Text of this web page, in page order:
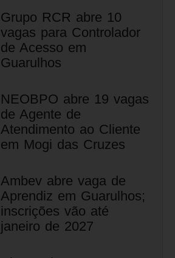
Grupo RCR abre 10
vagas para Controlador
de Acesso em
Guarulhos
NEOBPO abre 19 vagas
de Agente de
Atendimento ao Cliente
em Mogi das Cruzes
Ambev abre vaga de
Aprendiz em Guarulhos;
inscrições vão até
janeiro de 2027